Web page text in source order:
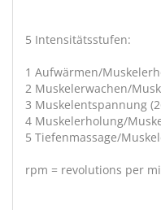
5 Intensitätsstufen:
1 Aufwärmen/
2 Muskelerwachen/
3 Muskelentspannung
4 Muskelerholung/
5 Tiefenmassage/
rpm = revolutions per